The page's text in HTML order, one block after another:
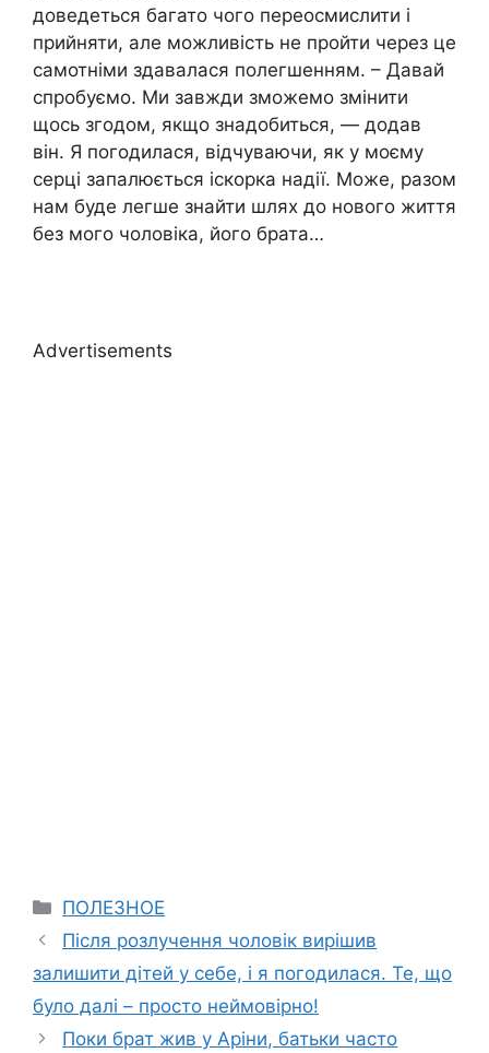
доведеться багато чого переосмислити і
прийняти, але можливість не пройти через це
самотніми здавалася полегшенням. – Давай
спробуємо. Ми завжди зможемо змінити
щось згодом, якщо знадобиться, — додав
він. Я погодилася, відчуваючи, як у моєму
серці запалюється іскорка надії. Може, разом
нам буде легше знайти шлях до нового життя
без мого чоловіка, його брата…
Advertisements
Categories
ПОЛЕЗНОЕ
Після розлучення чоловік вирішив
залишити дітей у себе, і я погодилася. Те, що
було далі – просто неймовірно!
Поки брат жив у Аріни, батьки часто